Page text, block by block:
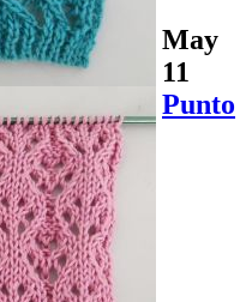
May
11
Punto